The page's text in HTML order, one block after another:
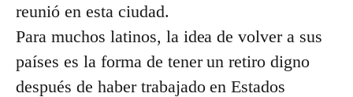
reunió en esta ciudad.
Para muchos latinos, la idea de volver a sus
países es la forma de tener un retiro digno
después de haber trabajado en Estados